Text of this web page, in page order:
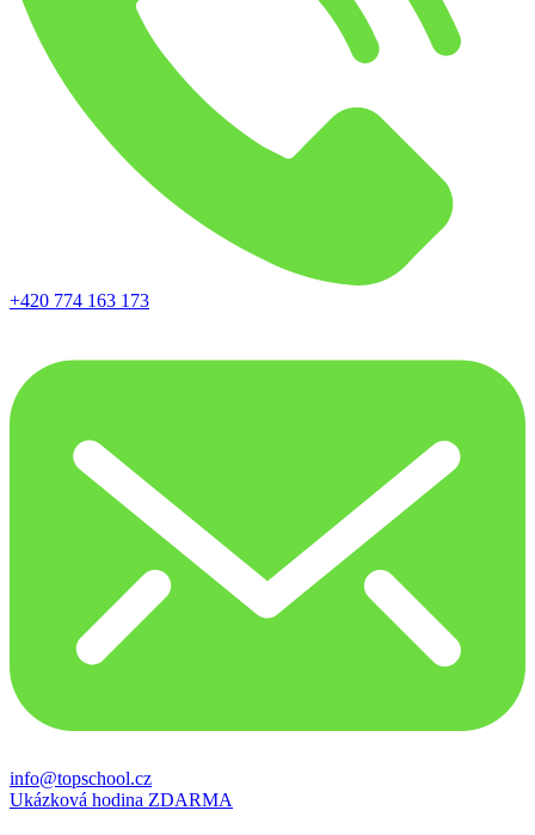
+420 774 163 173
info@topschool.cz
Ukázková hodina ZDARMA